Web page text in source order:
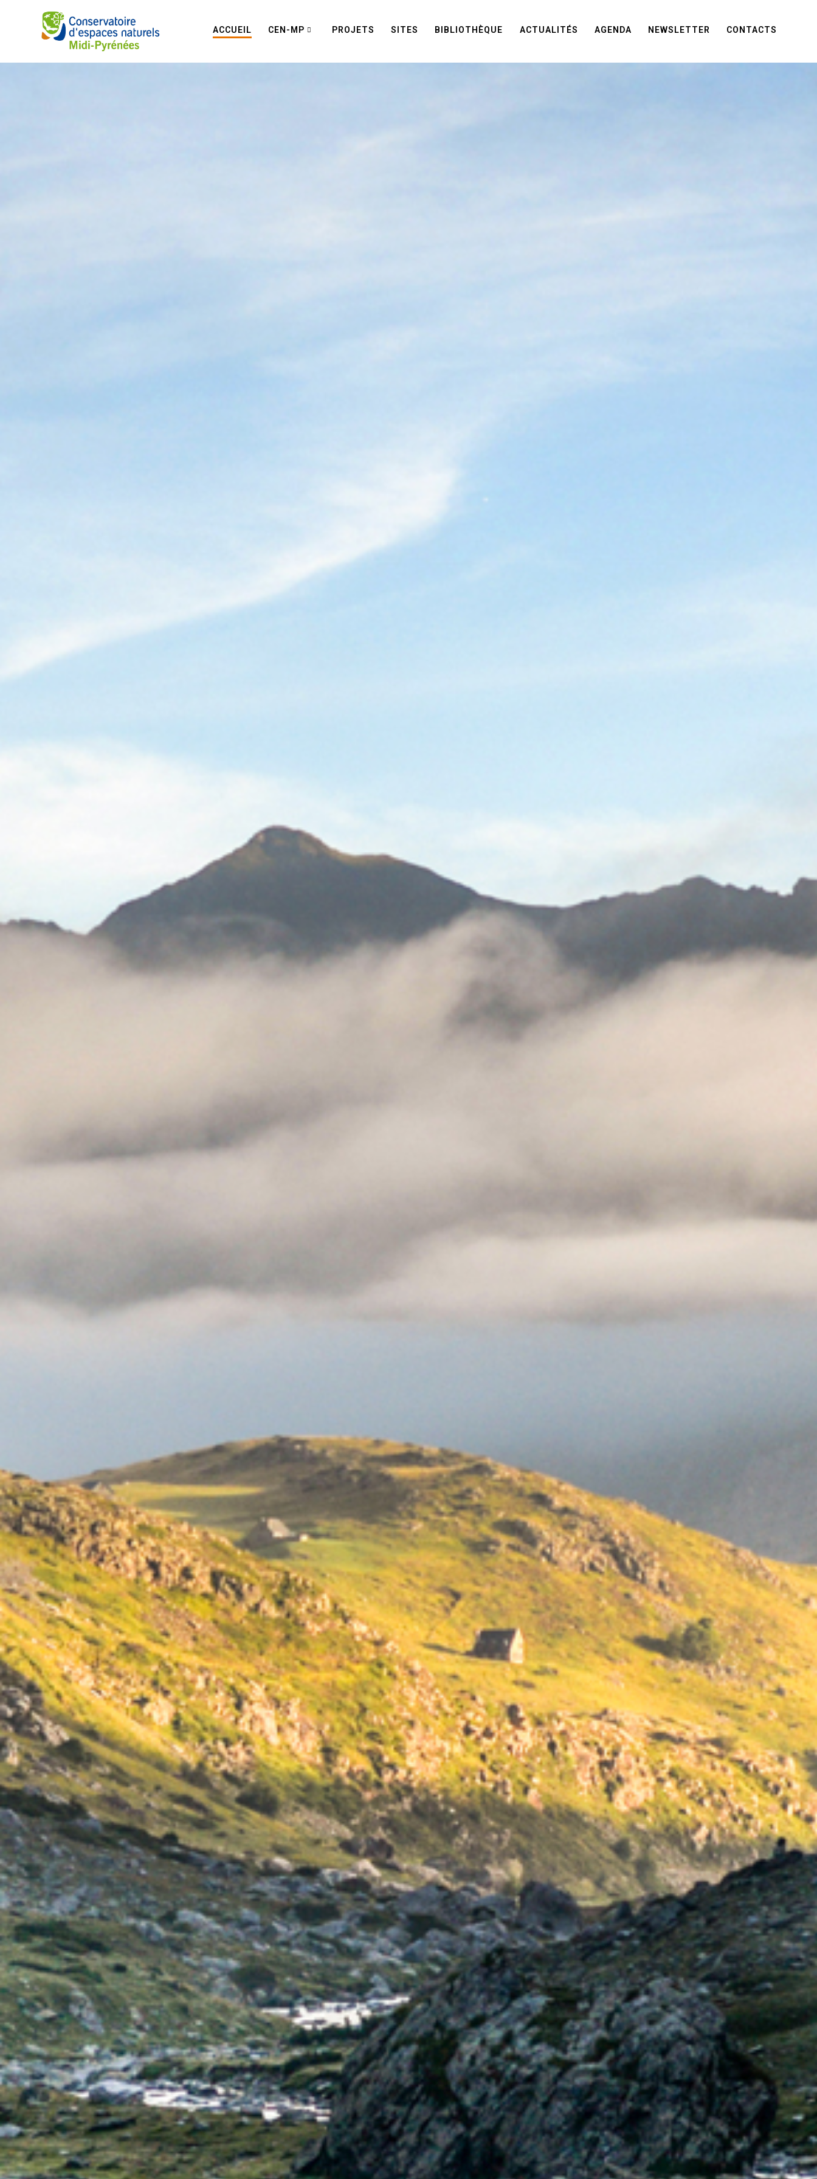
ACCUEIL CEN-MP PROJETS SITES BIBLIOTHÈQUE ACTUALITÉS AGENDA NEWSLETTER CONTACTS